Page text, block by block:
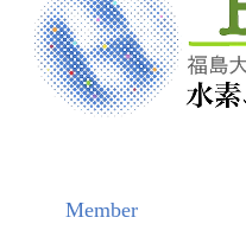
Member